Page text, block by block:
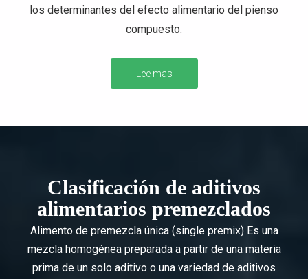
los determinantes del efecto alimentario del pienso
compuesto.
Lee mas
Clasificación de aditivos
alimentarios premezclados
Alimento de premezcla única (single premix) Es una
mezcla homogénea preparada a partir de una materia
prima de un solo aditivo o una variedad de aditivos